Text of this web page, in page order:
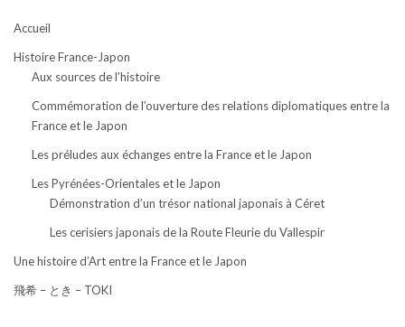
Accueil
Histoire France-Japon
Aux sources de l’histoire
Commémoration de l’ouverture des relations diplomatiques entre la
France et le Japon
Les préludes aux échanges entre la France et le Japon
Les Pyrénées-Orientales et le Japon
Démonstration d’un trésor national japonais à Céret
Les cerisiers japonais de la Route Fleurie du Vallespir
Une histoire d’Art entre la France et le Japon
飛希 – とき – TOKI